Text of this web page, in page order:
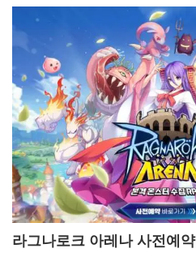
라그나로크 아레나 사전예약